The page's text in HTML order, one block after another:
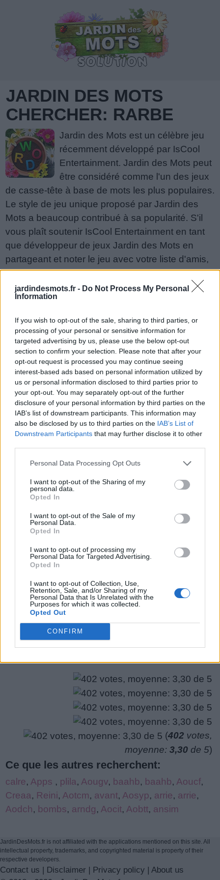
jardindesmots.fr - Do Not Process My Personal
Information
If you wish to opt-out of the sale, sharing to third parties, or
processing of your personal or sensitive information for
targeted advertising by us, please use the below opt-out
section to confirm your selection. Please note that after your
opt-out request is processed you may continue seeing
interest-based ads based on personal information utilized by
us or personal information disclosed to third parties prior to
your opt-out. You may separately opt-out of the further
disclosure of your personal information by third parties on the
IAB’s list of downstream participants. This information may
also be disclosed by us to third parties on the IAB’s List of
Downstream Participants that may further disclose it to other
Personal Data Processing Opt Outs
I want to opt-out of the Sharing of my
personal data.
Opted In
I want to opt-out of the Sale of my
Personal Data.
Opted In
I want to opt-out of processing my
Personal Data for Targeted Advertising.
Opted In
I want to opt-out of Collection, Use,
Retention, Sale, and/or Sharing of my
Personal Data that Is Unrelated with the
Purposes for which it was collected.
Opted Out
CONFIRM
JARDIN DES MOTS
CHERCHER: RARBE
Jardin des Mots est un célèbre jeu
récemment développé par IsCool
Entertainment. Jardin des Mots peut
être considéré comme l'un des jeux
de casse-tête à base de mots les plus populaires.
Le style de jeu unique proposé par Jardin des
Mots a beaucoup contribué à sa popularité. S'il
vous plaît soutenir IsCool Entertainment en tant
que développeur de jeux Jardin des Mots en
partageant et noter le jeu avec votre liste d'amis,
plus joueur signifie plus de revenus pour le
développeur alors s'il vous plaît aidez-le à
grandir. Vous ne pouvez toujours pas trouver un
dessous et nous serons plus qu'heureux de vous
aider!
Réponses mises à jour: 2026-05-19
Entrez toutes les lettres de puzzle:
Entrez
toutes
les
lettres
de
puzzle:
Chercher
Désolé, nous n'avons pas trouvé votre puzzle,
A R B R
E
B A R
R A R
E
E R R
B E
A
B A
R
A R E
Rechercher plus de réponses
(402 votes,
moyenne: 3,30 de 5)
Ce que les autres recherchent:
calre, Apps , plila, Aougv, baahb, baahb, Aoucf,
Creaa, Reini, Aotcm, avant, Aosyp, arrie, arrie,
Aodch, bombs, arndg, Aocit, Aobtt, ansim
JardinDesMots.fr is not affiliated with the applications mentioned on this site. All
intellectual property, trademarks, and copyrighted material is property of their
respective developers.
Contact us | Disclaimer | Privacy policy | About us